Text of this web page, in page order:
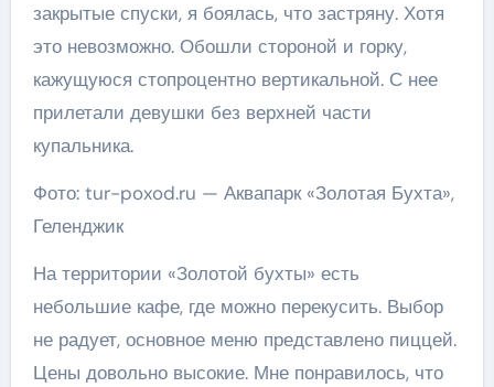
закрытые спуски, я боялась, что застряну. Хотя
это невозможно. Обошли стороной и горку,
кажущуюся стопроцентно вертикальной. С нее
прилетали девушки без верхней части
купальника.
Фото: tur-poxod.ru — Аквапарк «Золотая Бухта»,
Геленджик
На территории «Золотой бухты» есть
небольшие кафе, где можно перекусить. Выбор
не радует, основное меню представлено пиццей.
Цены довольно высокие. Мне понравилось, что